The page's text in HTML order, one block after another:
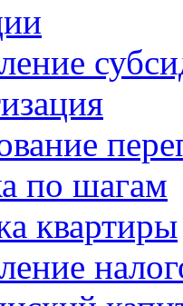
по шагам
квартиры